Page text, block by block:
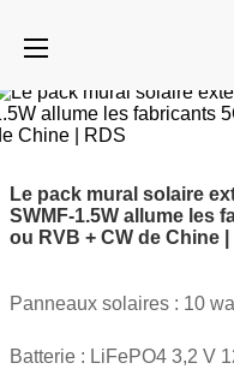
Le pack mural solaire
SWMF-1.5W allume les
ou RVB + CW de Chine |
Panneaux solaires : 10
Batterie : LiFePO4 3,2 V